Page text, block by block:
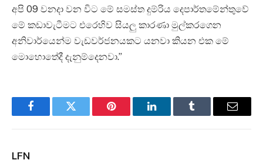
අපි 09 වනදා වන විට මේ සමස්ත දුම්රිය දෙපාර්තමේන්තුවේ
මේ කඩාවැටීමට එරෙහිව සියලු කාරණා මුල්කරගෙන
අනිවාර්යෙන්ම වැඩවර්ජනයකට යනවා කියන එක මේ
මොහොතේදී දැනුම්දෙනවා.”
FacebookTwitter Pinterest LinkedInTumblr Email
LFN